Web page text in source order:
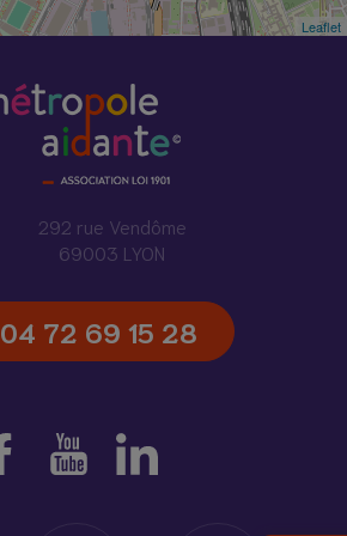
Leaflet
292 rue Vendôme
69003 LYON
04 72 69 15 28